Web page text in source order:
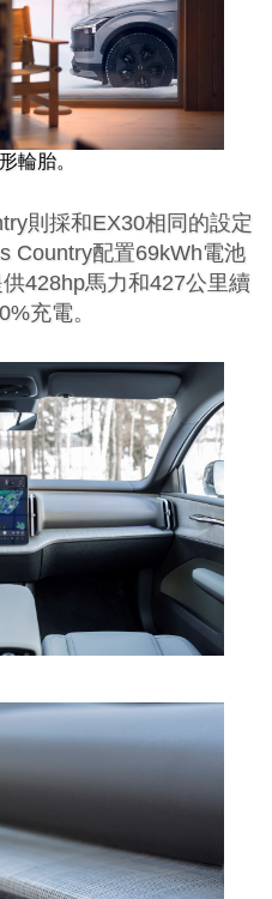
輪胎。
則採和EX30相同的設定
Country配置69kWh電池
428hp馬力和427公里續
充電。